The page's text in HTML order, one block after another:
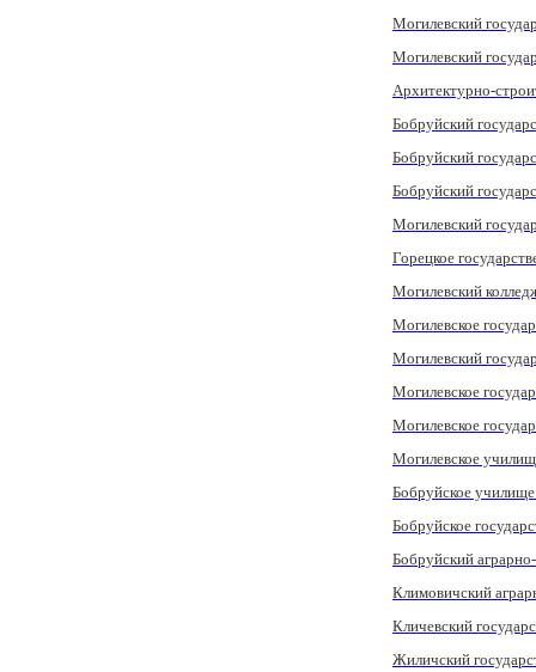
Могилевский
Могилевский
Архитектурно-
Бобруйский
Бобруйский
Бобруйский
Могилевский
Горецкое
Могилевский
Могилевское
Могилевский
Могилевское
Могилевское
Могилевское
Бобруйское
Бобруйское
Бобруйский
Климовичский
Кличевский
Жиличский